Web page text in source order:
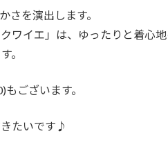
さを演出します。
ワイエ」は、ゆったりと着心
。
ございます。
たいです♪